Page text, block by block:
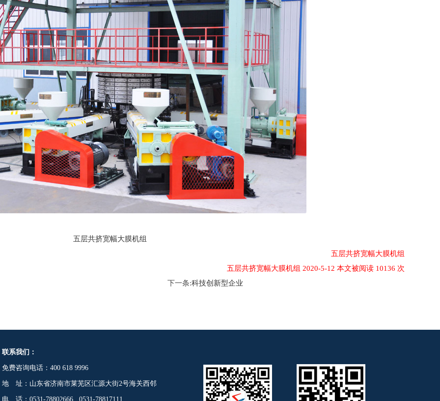
五层共挤宽幅大膜机组
五层共挤宽幅大膜机组
五层共挤宽幅大膜机组 2020-5-12 本文被阅读 10136 次
下一条:科技创新型企业
联系我们：
免费咨询电话：400 618 9996
地 址：山东省济南市莱芜区汇源大街2号海关西邻
电 话：0531-78802666 0531-78817111